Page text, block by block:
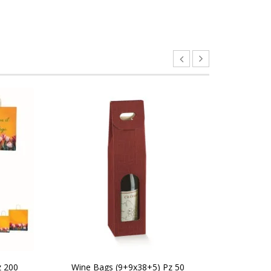
200
SCEGLI
Wine Bags (9+9x38+5) Pz 50